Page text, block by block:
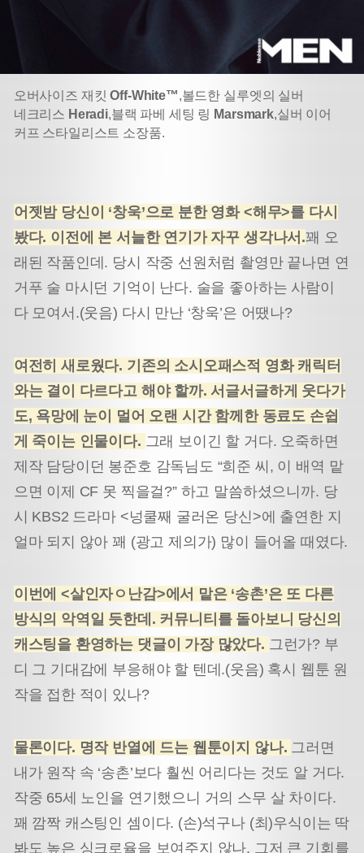
오버사이즈 재킷Off-White™,볼드한 실루엣의 실버
네크리스 Heradi,블랙 파베 세팅 링 Marsmark,실버 이어
커프 스타일리스트 소장품.
어젯밤 당신이 ‘창욱’으로 분한 영화 <해무>를 다시
봤다. 이전에 본 서늘한 연기가 자꾸 생각나서.꽤 오
래된 작품인데. 당시 작중 선원처럼 촬영만 끝나면 연
거푸 술 마시던 기억이 난다. 술을 좋아하는 사람이
다 모여서.(웃음) 다시 만난 ‘창욱’은 어땠나?
여전히 새로웠다. 기존의 소시오패스적 영화 캐릭터
와는 결이 다르다고 해야 할까. 서글서글하게 웃다가
도, 욕망에 눈이 멀어 오랜 시간 함께한 동료도 손쉽
게 죽이는 인물이다. 그래 보이긴 할 거다. 오죽하면
제작 담당이던 봉준호 감독님도 “희준 씨, 이 배역 맡
으면 이제 CF 못 찍을걸?” 하고 말씀하셨으니까. 당
시 KBS2 드라마 <넝쿨째 굴러온 당신>에 출연한 지
얼마 되지 않아 꽤 (광고 제의가) 많이 들어올 때였다.
이번에 <살인자ㅇ난감>에서 맡은 ‘송촌’은 또 다른
방식의 악역일 듯한데. 커뮤니티를 돌아보니 당신의
캐스팅을 환영하는 댓글이 가장 많았다. 그런가? 부
디 그 기대감에 부응해야 할 텐데.(웃음) 혹시 웹툰 원
작을 접한 적이 있나?
물론이다. 명작 반열에 드는 웹툰이지 않나. 그러면
내가 원작 속 ‘송촌’보다 훨씬 어리다는 것도 알 거다.
작중 65세 노인을 연기했으니 거의 스무 살 차이다.
꽤 깜짝 캐스팅인 셈이다. (손)석구나 (최)우식이는 딱
봐도 높은 싱크로율을 보여주지 않나. 그저 큰 기회를